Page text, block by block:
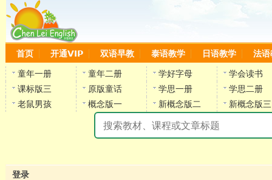
首页 开通VIP 双语早教 泰语教学 日语教学 法语
童年一册 童年二册 学好字母
学会读书
课标版三
原版童话 学思一册
学思二册
老鼠男孩
概念版一 新概念版二 新概念版三
登录